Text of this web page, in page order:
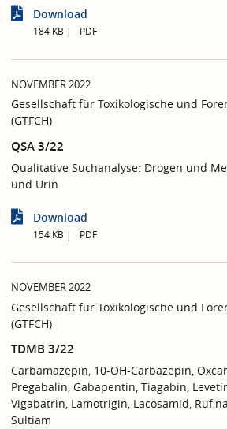
Download
184 KB PDF
NOVEMBER 2022
Gesellschaft für Toxikologische und
(GTFCH)
QSA 3/22
Qualitative Suchanalyse: Drogen und
und Urin
Download
154 KB PDF
NOVEMBER 2022
Gesellschaft für Toxikologische und
(GTFCH)
TDMB 3/22
Carbamazepin, 10-OH-Carbazepin,
Pregabalin, Gabapentin, Tiagabin,
Vigabatrin, Lamotrigin, Lacosamid,
Sultiam